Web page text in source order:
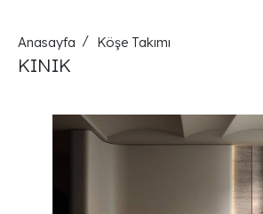
Anasayfa Köşe Takımı
KINIK